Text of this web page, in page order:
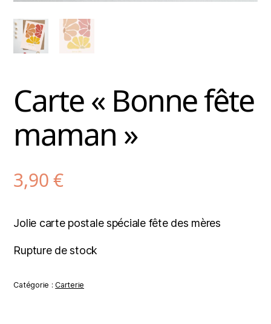
Carte « Bonne fête
maman »
3,90€
Jolie carte postale spéciale fête des mères
Rupture de stock
Catégorie :Carterie